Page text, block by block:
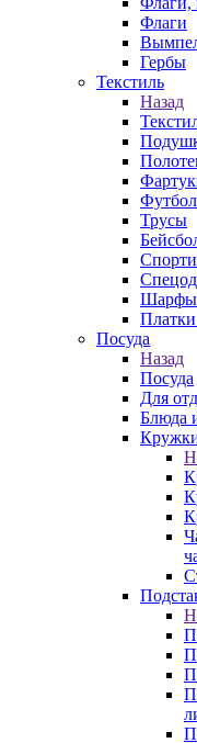
Флаги
Гербы
Текстиль
Назад
Трусы
Шарфы
Посуда
Назад
Посуда
Для
Блюда